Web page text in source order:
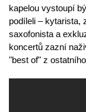
kapelou vystoupí
podíleli – kytarista,
saxofonista a
koncertů zazní
"best of" z